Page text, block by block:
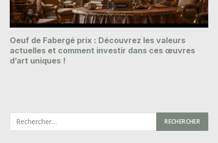
Oeuf de Fabergé prix : Découvrez les valeurs
actuelles et comment investir dans ces œuvres
d’art uniques !